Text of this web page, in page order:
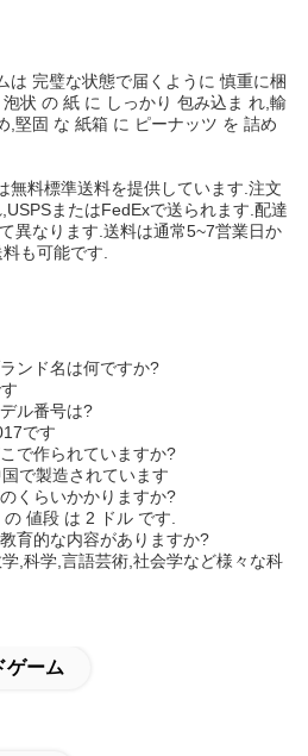
は 完璧な状態で届くように 慎重に梱
状 の 紙 に しっかり 包み込ま れ,輸
,堅固 な 紙箱 に ピーナッツ を 詰め
無料標準送料を提供しています.注文
またはFedExで送られます.配達
異なります.送料は通常5~7営業日か
も可能です.
ンド名は何ですか?
ル番号は?
です
で作られていますか?
で製造されています
くらいかかりますか?
値段 は 2 ドル です.
育的な内容がありますか?
,科学,言語芸術,社会学など様々な科
ゲーム